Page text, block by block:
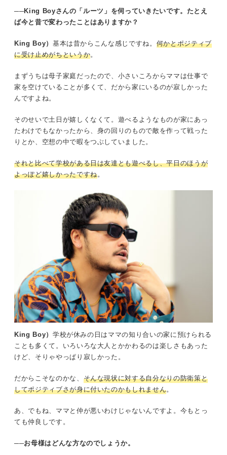
──King Boyさんの「ルーツ」を伺っていきたいです。たとえ
ば今と昔で変わったことはありますか？
King Boy） 基本は昔からこんな感じですね。 何かとポジティブ
に受け止めがちというか。
まずうちは母子家庭だったので、小さいころからママは仕事で
家を空けていることが多くて、だから家にいるのが寂しかった
んですよね。
そのせいで土日が嬉しくなくて。遊べるようなものが家にあっ
たわけでもなかったから、身の回りのもので敵を作って戦った
りとか、空想の中で暇をつぶしていました。
それと比べて学校がある日は友達とも遊べるし、平日のほうが
よっぽど嬉しかったですね。
King Boy） 学校が休みの日はママの知り合いの家に預けられる
ことも多くて。いろいろな大人とかかわるのは楽しさもあった
けど、そりゃやっぱり寂しかった。
だからこそなのかな、 そんな現状に対する自分なりの防衛策と
してポジティブさが身に付いたのかもしれません。
あ、でもね、ママと仲が悪いわけじゃないんですよ。今もとっ
ても仲良しです。
──お母様はどんな方なのでしょうか。
土日が嬉しくなかった幼少期
いつの間にか大丈夫になっていた
HIPHOPとの出会い、未来の相方の出会い
「偏差値」を知らない状況から高校進学
「リュウネン？」
向き不向きって飛び込んでみないとわからなくね？
芸人への道が始まった瞬間
「あとは進むだけ」